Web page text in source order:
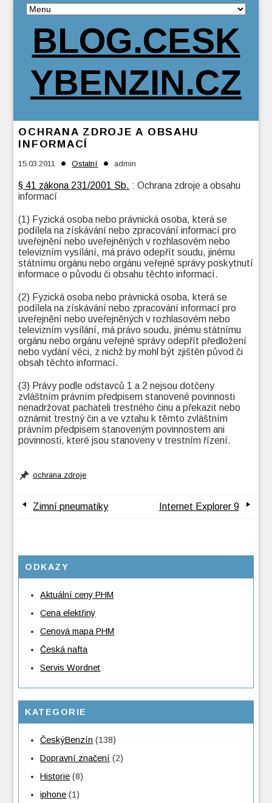
BLOG.CESK
YBENZIN.CZ
OCHRANA ZDROJE A OBSAHU
INFORMACÍ
15.03.2011 • Ostatní • admin
§ 41 zákona 231/2001 Sb. : Ochrana zdroje a obsahu
informací
(1) Fyzická osoba nebo právnická osoba, která se
podílela na získávání nebo zpracování informací pro
uveřejnění nebo uveřejněných v rozhlasovém nebo
televizním vysílání, má právo odepřít soudu, jinému
státnímu orgánu nebo orgánu veřejné správy poskytnutí
informace o původu či obsahu těchto informací.
(2) Fyzická osoba nebo právnická osoba, která se
podílela na získávání nebo zpracování informací pro
uveřejnění nebo uveřejněných v rozhlasovém nebo
televizním vysílání, má právo soudu, jinému státnímu
orgánu nebo orgánu veřejné správy odepřít předložení
nebo vydání věci, z nichž by mohl být zjištěn původ či
obsah těchto informací.
(3) Právy podle odstavců 1 a 2 nejsou dotčeny
zvláštním právním předpisem stanovené povinnosti
nenadržovat pachateli trestného činu a překazit nebo
oznámit trestný čin a ve vztahu k těmto zvláštním
právním předpisem stanoveným povinnostem ani
povinnosti, které jsou stanoveny v trestním řízení.
ochrana zdroje
Zimní pneumatiky Internet Explorer 9
ODKAZY
Aktuální ceny PHM
Cena elektřiny
Cenová mapa PHM
Česká nafta
Servis Wordnet
KATEGORIE
ČeskýBenzín (138)
Dopravní značení (2)
Historie (8)
iphone (1)